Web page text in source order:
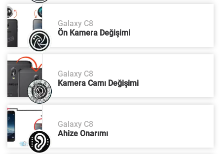
Galaxy C8
Ön Kamera Değişimi
Galaxy C8
Kamera Camı Değişimi
Galaxy C8
Ahize Onarımı